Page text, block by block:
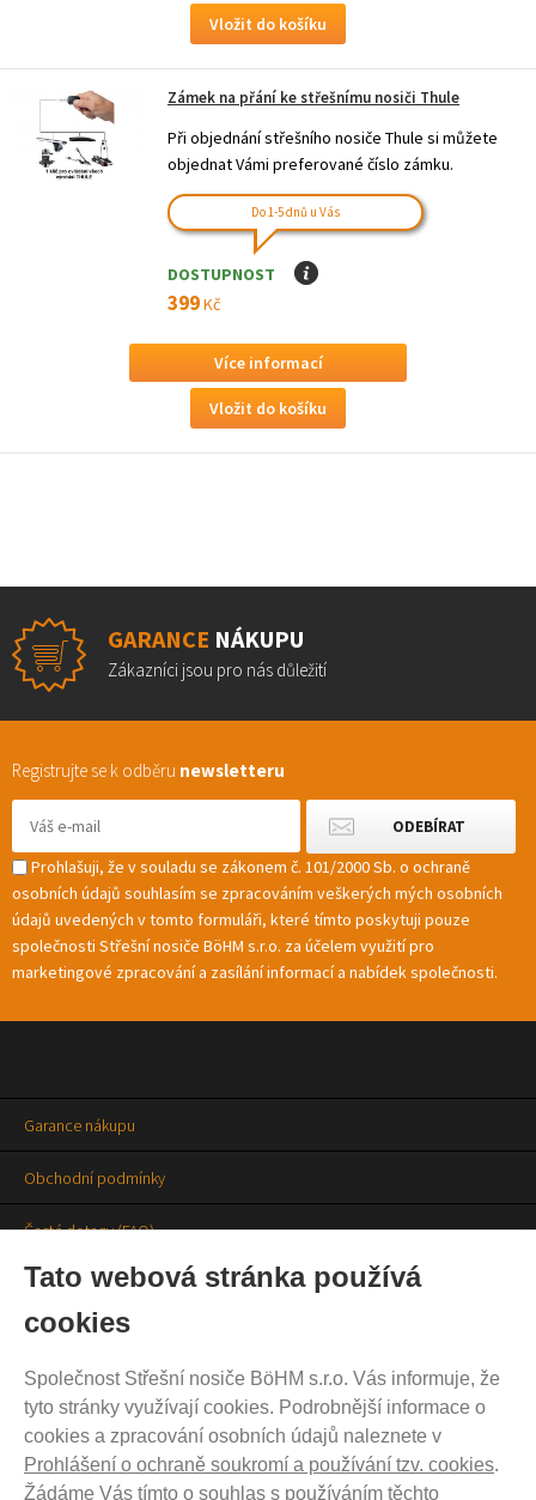
Tato webová stránka používá
cookies
Společnost Střešní nosiče BöHM s.r.o. Vás informuje, že
tyto stránky využívají cookies. Podrobnější informace o
cookies a zpracování osobních údajů naleznete v
Prohlášení o ochraně soukromí a používání tzv. cookies.
Žádáme Vás tímto o souhlas s používáním těchto
Zámek na přání ke střešnímu nosiči Thule
Při objednání střešního nosiče Thule si můžete
objednat Vámi preferované číslo zámku.
Do 1-5 dnů u Vás
DOSTUPNOST I
399Kč
Více informací
GARANCE NÁKUPU
Zákazníci jsou pro nás důležití
Registrujte se k odběru newsletteru
Prohlašuji, že v souladu se zákonem č. 101/2000 Sb. o ochraně
osobních údajů souhlasím se zpracováním veškerých mých osobních
údajů uvedených v tomto formuláři, které tímto poskytuji pouze
společnosti Střešní nosiče BöHM s.r.o. za účelem využití pro
marketingové zpracování a zasílání informací a nabídek společnosti.
Garance nákupu
Obchodní podmínky
Časté dotazy (FAQ)
Prodejny
Aktuality
Kontakty
Ochrana soukromí
Cookies nastavení